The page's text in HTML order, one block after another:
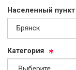
На­се­лен­ный пункт
Ка­те­го­рия